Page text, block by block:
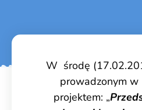
W środę
prowadzonym
projektem: „